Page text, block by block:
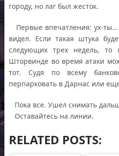
городу, но лаг был жесток.
Первые впечатления: ух-
видел. Если такая штука
следующих трех недель,
Шторвинде во время атаки
тот. Судя по всему
перпарковать в Дарнас или
Пока все. Ушел снимать
Оставайтесь на линии.
RELATED POSTS: